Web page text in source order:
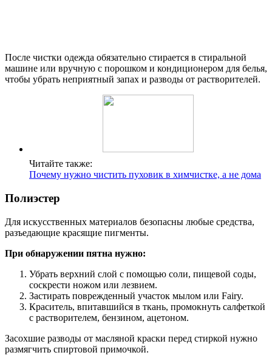
После чистки одежда обязательно стирается в стиральной
машине или вручную с порошком и кондиционером для белья,
чтобы убрать неприятный запах и разводы от растворителей.
Читайте также:
Почему нужно чистить пуховик в химчистке, а не дома
Полиэстер
Для искусственных материалов безопасны любые средства,
разъедающие красящие пигменты.
При обнаружении пятна нужно:
Убрать верхний слой с помощью соли, пищевой соды,
соскрести ножом или лезвием.
Застирать поврежденный участок мылом или Fairy.
Краситель, впитавшийся в ткань, промокнуть салфеткой
с растворителем, бензином, ацетоном.
Засохшие разводы от масляной краски перед стиркой нужно
размягчить спиртовой примочкой.